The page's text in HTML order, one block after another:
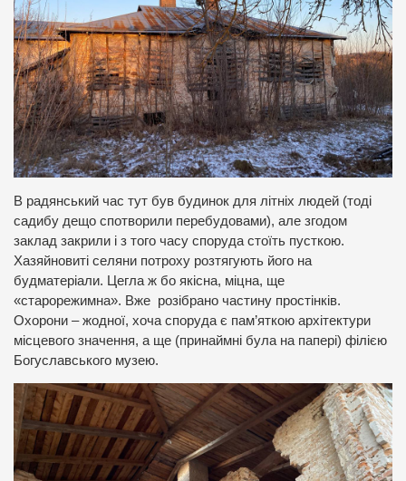
В радянський час тут був будинок для літніх людей (тоді
садибу дещо спотворили перебудовами), але згодом
заклад закрили і з того часу споруда стоїть пусткою.
Хазяйновиті селяни потроху розтягують його на
будматеріали. Цегла ж бо якісна, міцна, ще
«старорежимна». Вже розібрано частину простінків.
Охорони – жодної, хоча споруда є пам’яткою архітектури
місцевого значення, а ще (принаймні була на папері) філією
Богуславського музею.